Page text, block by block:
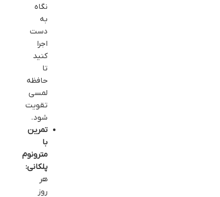
نگاه
به
دست
اجرا
کنید
تا
حافظه
لمسی
تقویت
شود.
تمرین
با
مترونوم
پلکانی:
هر
روز